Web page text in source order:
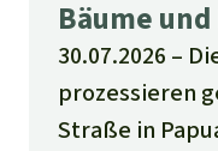
Bäume
30.07.2026
prozessieren
Straße in